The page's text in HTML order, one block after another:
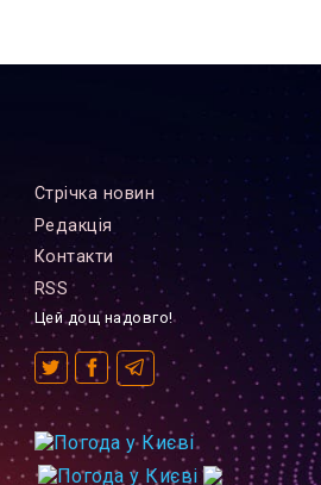
Стрiчка новин
Редакцiя
Контакти
RSS
Цей дощ надовго!